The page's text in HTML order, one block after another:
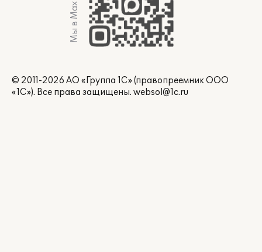
Мы в Max
© 2011-2026 АО «Группа 1С» (правопреемник ООО
«1С»). Все права защищены. websol@1c.ru